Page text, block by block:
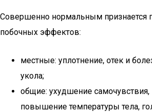
Совершенно нормальным признается
побочных эффектов:
местные: уплотнение, отек и
укола;
общие: ухудшение самочувствия,
повышение температуры тела,